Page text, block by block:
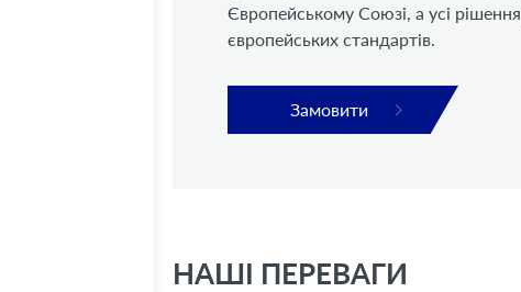
Європейському Союзі, а усі
європейських стандартів.
Замовити
НАШІ ПЕРЕВАГИ